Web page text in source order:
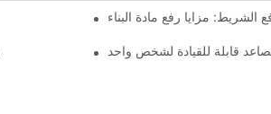
نظام حماية فعال من الحفر ودوران مستمر 360 درجة: رافعة ذراع الصاري HYNEELIFT HI12N
الشريط: مزايا رفع مادة البناء
قابلة للقيادة لشخص واحد